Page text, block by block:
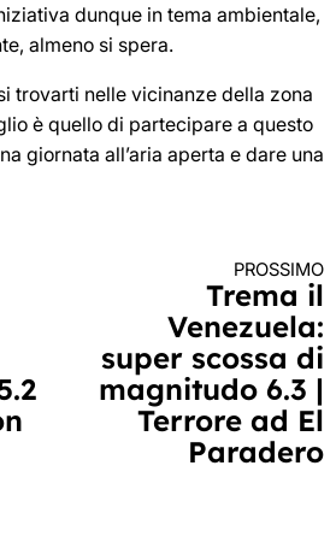
dunque in tema ambientale,
almeno si spera.
trovarti nelle vicinanze della zona
è quello di partecipare a questo
giornata all’aria aperta e dare una
PROSSIMO
Trema il
Venezuela:
super scossa di
magnitudo 6.3 |
Terrore ad El
Paradero